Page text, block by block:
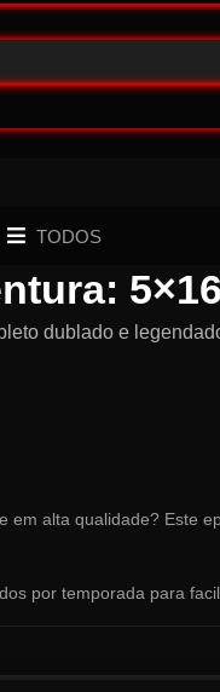
TODOS
dublado e
em alta qualidade? Este
por temporada para